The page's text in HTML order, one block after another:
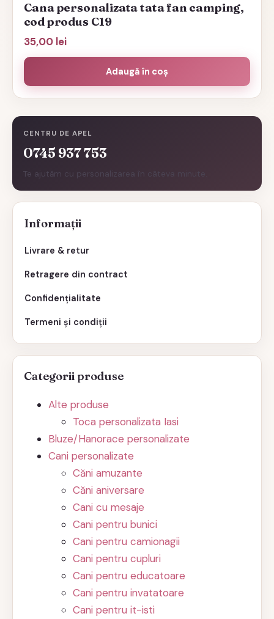
CENTRU DE APEL
0745 937 753
Te ajutăm cu personalizarea în câteva minute.
Informații
Livrare & retur
Retragere din contract
Confidențialitate
Termeni și condiții
Categorii produse
Alte produse
Toca personalizata Iasi
Bluze/Hanorace personalizate
Cani personalizate
Căni amuzante
Căni aniversare
Cani cu mesaje
Cani pentru bunici
Cani pentru camionagii
Cani pentru cupluri
Cani pentru educatoare
Cani pentru invatatoare
Cani pentru it-isti
Cana personalizata tata fan camping,
cod produs C19
35,00 lei
Adaugă în coș